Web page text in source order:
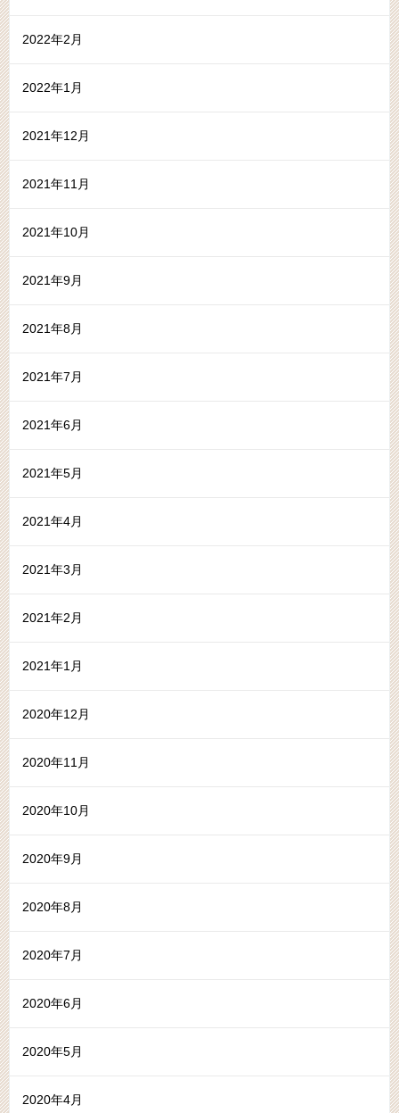
2022年2月
2022年1月
2021年12月
2021年11月
2021年10月
2021年9月
2021年8月
2021年7月
2021年6月
2021年5月
2021年4月
2021年3月
2021年2月
2021年1月
2020年12月
2020年11月
2020年10月
2020年9月
2020年8月
2020年7月
2020年6月
2020年5月
2020年4月